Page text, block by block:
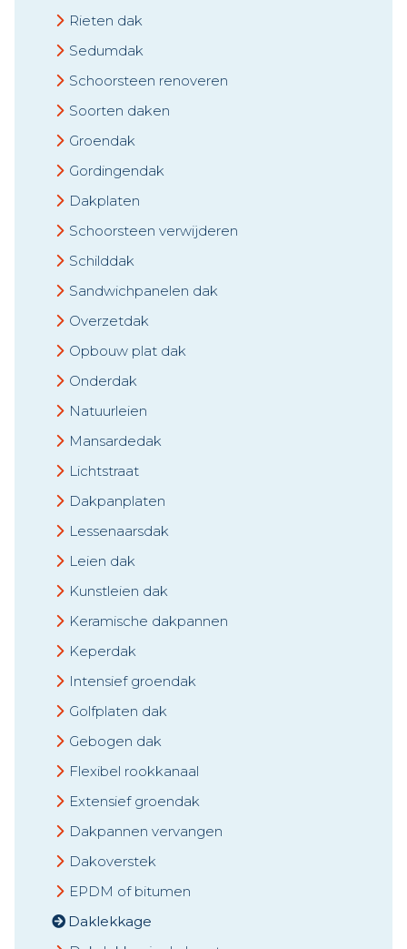
Rieten dak
Sedumdak
Schoorsteen renoveren
Soorten daken
Groendak
Gordingendak
Dakplaten
Schoorsteen verwijderen
Schilddak
Sandwichpanelen dak
Overzetdak
Opbouw plat dak
Onderdak
Natuurleien
Mansardedak
Lichtstraat
Dakpanplaten
Lessenaarsdak
Leien dak
Kunstleien dak
Keramische dakpannen
Keperdak
Intensief groendak
Golfplaten dak
Gebogen dak
Flexibel rookkanaal
Extensief groendak
Dakpannen vervangen
Dakoverstek
EPDM of bitumen
Daklekkage